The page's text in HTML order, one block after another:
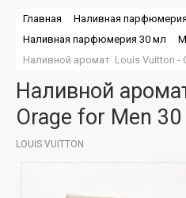
Главная
Наливная
Наливная парфюмерия 30 мл
Наливной аромат  Louis Vuitton -
Наливной
Orage for Men
LOUIS VUITTON